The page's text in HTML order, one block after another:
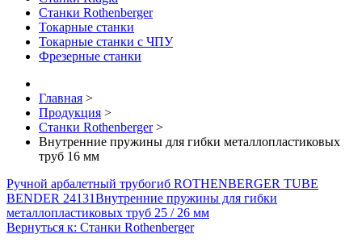
Станки Rothenberger
Токарные станки
Токарные станки с ЧПУ
Фрезерные станки
Главная >
Продукция >
Станки Rothenberger >
Внутренние пружины для гибки металлопластиковых
труб 16 мм
Ручной арбалетный трубогиб ROTHENBERGER TUBE
BENDER 24131Внутренние пружины для гибки
металлопластиковых труб 25 / 26 мм
Вернуться к: Станки Rothenberger